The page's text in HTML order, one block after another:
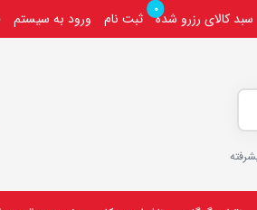
سبد کالای رزرو شده
0
ثبت نام ورود به سیستم